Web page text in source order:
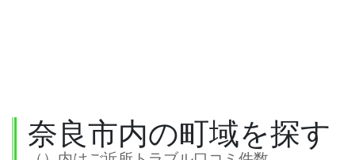
奈良市内の町域を探す